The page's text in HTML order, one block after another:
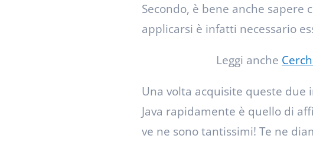
Secondo, è bene anche
applicarsi è infatti necessario
Leggi anche
Una volta acquisite queste
Java rapidamente è quello di
ve ne sono tantissimi! Te ne